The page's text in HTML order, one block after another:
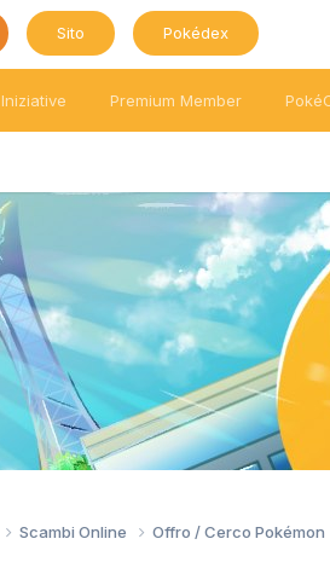
Sito Pokédex
Iniziative Premium Member
Scambi Online Offro / Cerco Pokémon